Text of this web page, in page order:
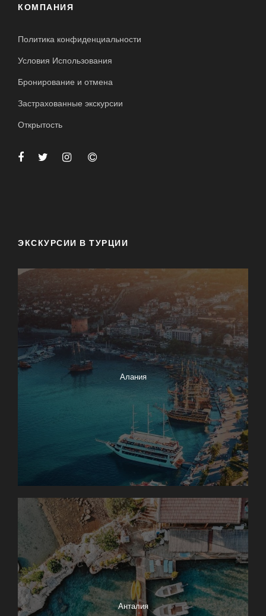
КОМПАНИЯ
Политика конфиденциальности
Условия Использования
Бронирование и отмена
Застрахованные экскурсии
Открытость
ЭКСКУРСИИ В ТУРЦИИ
Алания
Анталия